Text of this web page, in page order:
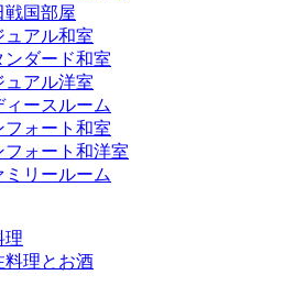
戦国部屋
ュアル和室
ンダード和室
ュアル洋室
ィースルーム
フォート和室
フォート和洋室
ミリールーム
理
料理とお酒